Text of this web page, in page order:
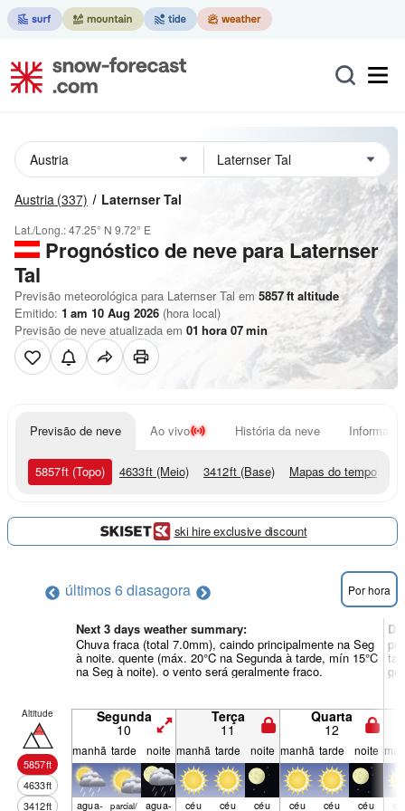
Austria (337) Laternser Tal
Lat./Long.:47.25° N 9.72° E
Prognóstico de neve para Laternser
Tal
Previsão meteorológica para Laternser Tal em 5857ft altitude
Emitido: 1 am 10 Aug 2026 (hora local)
Previsão de neve atualizada em 01 hora 07min
Previsão de neve Ao vivo História da neve
5857ft (Topo) 4633ft (Meio) 3412ft (Base) Mapas do tempo
ski hire exclusive discount
últimos 6 diasagora Por hora
Next 3 days weather summary:
Chuva fraca (total 7.0mm), caindo principalmente na Seg
à noite. quente (máx. 20°C na Segunda à tarde, mín 15°C
na Seg à noite). o vento será geralmente fraco.
Altitude
5857ft
4633ft
3412ft
Segunda
10
Terça
11
Quarta
12
manhã tarde noite manhã tarde noite manhã tarde noite
agua­ parcial/ agua­ céu céu céu céu céu céu